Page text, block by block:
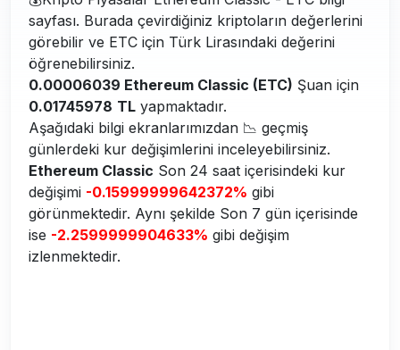
sayfası. Burada çevirdiğiniz kriptoların değerlerini
görebilir ve ETC için Türk Lirasındaki değerini
öğrenebilirsiniz.
0.00006039 Ethereum Classic (ETC) Şuan için
0.01745978 TL yapmaktadır.
Aşağıdaki bilgi ekranlarımızdan 📉 geçmiş
günlerdeki kur değişimlerini inceleyebilirsiniz.
Ethereum Classic Son 24 saat içerisindeki kur
değişimi -0.15999999642372% gibi
görünmektedir. Aynı şekilde Son 7 gün içerisinde
ise -2.2599999904633% gibi değişim
izlenmektedir.